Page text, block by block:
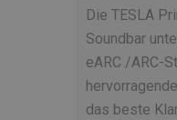
Die TESLA
Soundbar
eARC /ARC-
das beste